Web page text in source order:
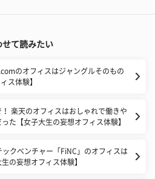
せて読みたい
のオフィスはジャングルそのもの
ス体験】
楽天のオフィスはおしゃれで働きや
た【女子大生の妄想オフィス体験】
クベンチャー「FiNC」のオフィスは
の妄想オフィス体験】